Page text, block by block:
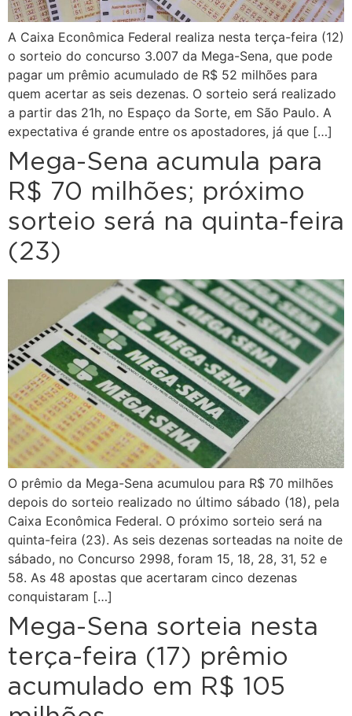
A Caixa Econômica Federal realiza nesta terça-feira (12)
o sorteio do concurso 3.007 da Mega-Sena, que pode
pagar um prêmio acumulado de R$ 52 milhões para
quem acertar as seis dezenas. O sorteio será realizado
a partir das 21h, no Espaço da Sorte, em São Paulo. A
expectativa é grande entre os apostadores, já que […]
Mega-Sena acumula para
R$ 70 milhões; próximo
sorteio será na quinta-feira
(23)
O prêmio da Mega-Sena acumulou para R$ 70 milhões
depois do sorteio realizado no último sábado (18), pela
Caixa Econômica Federal. O próximo sorteio será na
quinta-feira (23). As seis dezenas sorteadas na noite de
sábado, no Concurso 2998, foram 15, 18, 28, 31, 52 e
58. As 48 apostas que acertaram cinco dezenas
conquistaram […]
Mega-Sena sorteia nesta
terça-feira (17) prêmio
acumulado em R$ 105